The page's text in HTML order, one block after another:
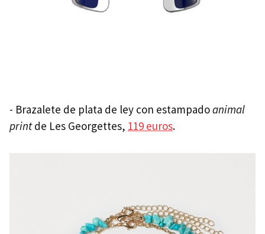
- Brazalete de plata de ley con estampadoanimal
printde Les Georgettes, 119 euros.